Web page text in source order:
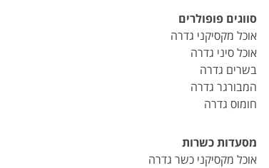
סווגים פופולרים
אוכל מקסיקני גדרה
אוכל סיני גדרה
בשרים גדרה
המבורגר גדרה
חומוס גדרה
מסעדות כשרות
אוכל מקסיקני כשר גדרה